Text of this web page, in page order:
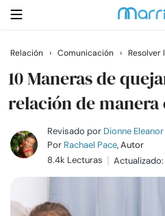
Buscar
Casarse
Relaciones
Familia
Relación › Comunicación ›
10 Maneras de
relación de
Revisado por Dionne
Por Rachael Pace, Autor
8.4k Lecturas